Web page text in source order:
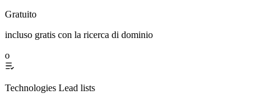
Gratuito
incluso gratis con la ricerca di dominio
o
Technologies Lead lists